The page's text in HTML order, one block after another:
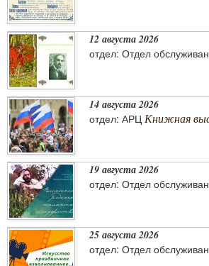
12 августа 2026
отдел: Отдел
14 августа 2026
отдел: АРЦ Книжная
19 августа 2026
отдел: Отдел
25 августа 2026
отдел: Отдел